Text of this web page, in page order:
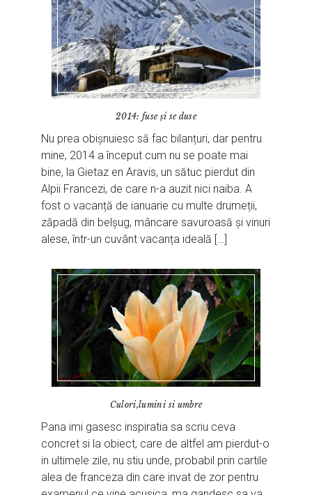
2014: fuse și se duse
Nu prea obișnuiesc să fac bilanțuri, dar pentru
mine, 2014 a început cum nu se poate mai
bine, la Gietaz en Aravis, un sătuc pierdut din
Alpii Francezi, de care n-a auzit nici naiba. A
fost o vacanță de ianuarie cu multe drumeții,
zăpadă din belșug, mâncare savuroasă și vinuri
alese, într-un cuvânt vacanța ideală […]
Culori,lumini si umbre
Pana imi gasesc inspiratia sa scriu ceva
concret si la obiect, care de altfel am pierdut-o
in ultimele zile, nu stiu unde, probabil prin cartile
alea de franceza din care invat de zor pentru